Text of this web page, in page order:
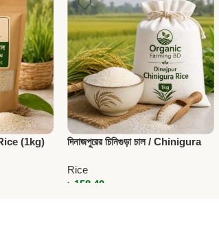
Rice (1kg)
দিনাজপুরের চিনিগুড়া চাল / Chinigura
Rice
৳ 158.40